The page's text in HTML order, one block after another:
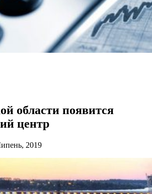
области появится
центр
2019